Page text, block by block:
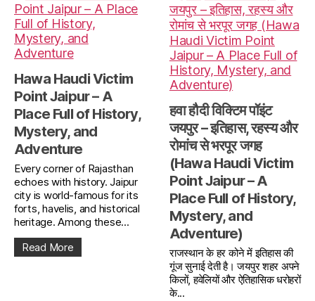
Hawa Haudi Victim
Point Jaipur – A
Place Full of History,
Mystery, and
Adventure
Every corner of Rajasthan
echoes with history. Jaipur
city is world-famous for its
forts, havelis, and historical
heritage. Among these...
Read More
हवा हौदी विक्टिम पॉइंट
जयपुर – इतिहास, रहस्य और
रोमांच से भरपूर जगह
(Hawa Haudi Victim
Point Jaipur – A
Place Full of History,
Mystery, and
Adventure)
राजस्थान के हर कोने में इतिहास की
गूंज सुनाई देती है। जयपुर शहर अपने
किलों, हवेलियों और ऐतिहासिक धरोहरों
के...